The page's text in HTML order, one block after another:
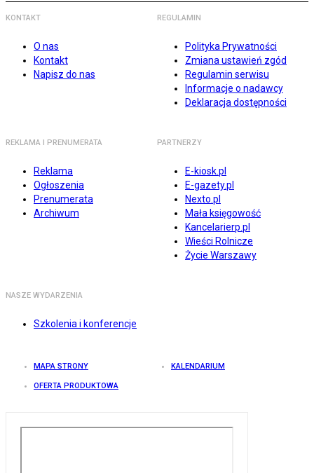
KONTAKT
O nas
Kontakt
Napisz do nas
REGULAMIN
Polityka Prywatności
Zmiana ustawień zgód
Regulamin serwisu
Informacje o nadawcy
Deklaracja dostępności
REKLAMA I PRENUMERATA
Reklama
Ogłoszenia
Prenumerata
Archiwum
PARTNERZY
E-kiosk.pl
E-gazety.pl
Nexto.pl
Mała księgowość
Kancelarierp.pl
Wieści Rolnicze
Życie Warszawy
NASZE WYDARZENIA
Szkolenia i konferencje
MAPA STRONY KALENDARIUM
OFERTA PRODUKTOWA